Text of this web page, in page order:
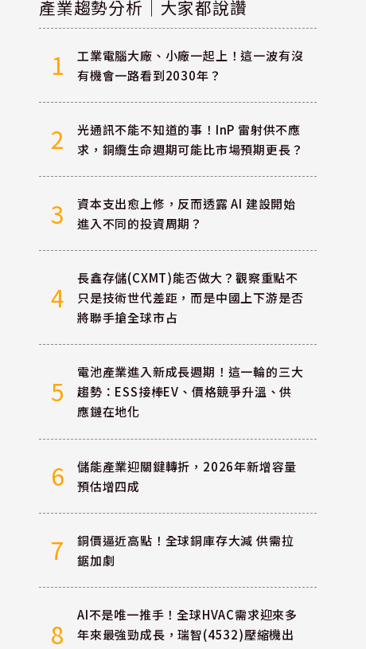
產業趨勢分析｜大家都說讚
1
工業電腦大廠、小廠一起上！這一波有沒
有機會一路看到2030年？
2
光通訊不能不知道的事！InP 雷射供不應
求，銅纜生命週期可能比市場預期更長？
3
資本支出愈上修，反而透露 AI 建設開始
進入不同的投資周期？
4
長鑫存儲(CXMT)能否做大？觀察重點不
只是技術世代差距，而是中國上下游是否
將聯手搶全球市占
5
電池產業進入新成長週期！這一輪的三大
趨勢：ESS接棒EV、價格競爭升溫、供
應鏈在地化
6
儲能產業迎關鍵轉折，2026年新增容量
預估增四成
7
銅價逼近高點！全球銅庫存大減 供需拉
鋸加劇
8
AI不是唯一推手！全球HVAC需求迎來多
年來最強勁成長，瑞智(4532)壓縮機出